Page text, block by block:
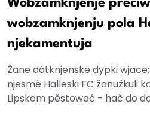
Wobzamknjenje
wobzamknjenju pola
njekamentuja
Žane dótknjenske dypki
njesmě Halleski FC žanužkuli
Lipskom pěstować - hač do